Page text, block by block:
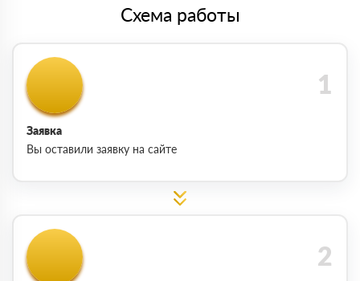
Схема работы
Заявка
Вы оставили заявку на сайте